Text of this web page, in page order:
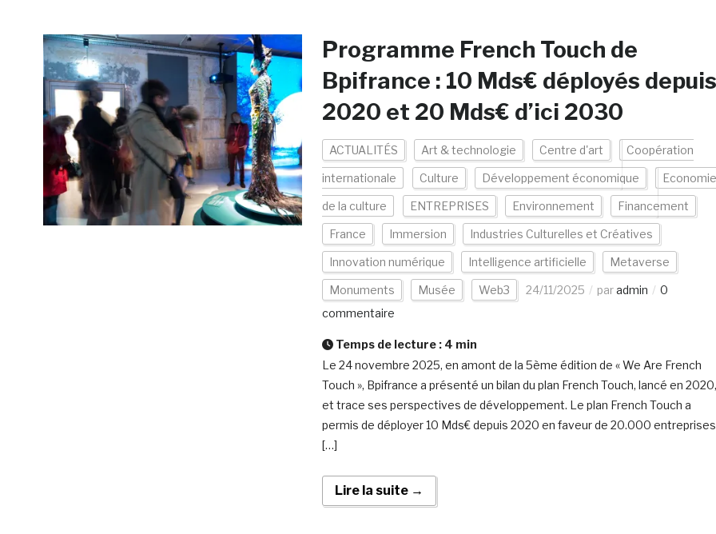
Programme French Touch de
Bpifrance : 10 Mds€ déployés depuis
2020 et 20 Mds€ d’ici 2030
ACTUALITÉS Art & technologie Centre d'art Coopération
internationale Culture Développement économique Economie
de la culture ENTREPRISES Environnement Financement
France Immersion Industries Culturelles et Créatives
Innovation numérique Intelligence artificielle Metaverse
Monuments Musée Web3 24/11/2025 paradmin
0
commentaire
Temps de lecture : 4 min
Le 24 novembre 2025, en amont de la 5ème édition de « We Are French
Touch », Bpifrance a présenté un bilan du plan French Touch, lancé en 2020,
et trace ses perspectives de développement. Le plan French Touch a
permis de déployer 10 Mds€ depuis 2020 en faveur de 20.000 entreprises
[…]
Lire la suite →